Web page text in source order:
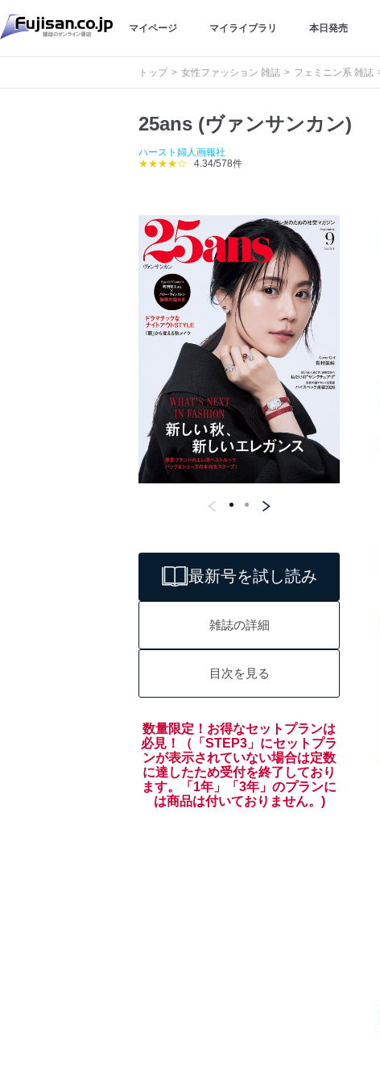
マイページ マイライブラリ 本日発売
トップ 女性ファッション 雑誌 フェミニン系 雑誌
25ans (ヴァンサンカン)
ハースト婦人画報社
★★★★☆
4.34/578件
最新号を試し読み
雑誌の詳細
目次を見る
数量限定！お得なセットプランは
必見！（「STEP3」にセットプラ
ンが表示されていない場合は定数
に達したため受付を終了しており
ます。「1年」「3年」のプランに
は商品は付いておりません。)